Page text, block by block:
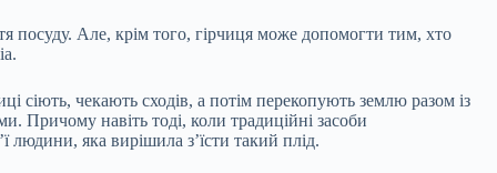
посуду. Але, крім того, гірчиця може допомогти тим, хто
сіють, чекають сходів, а потім перекопують землю разом із
Причому навіть тоді, коли традиційні засоби
яка вирішила з’їсти такий плід.